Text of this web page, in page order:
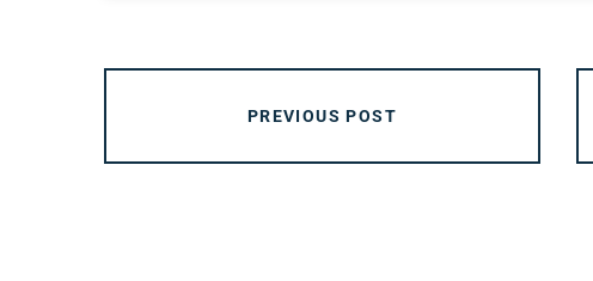
PREVIOUS POST